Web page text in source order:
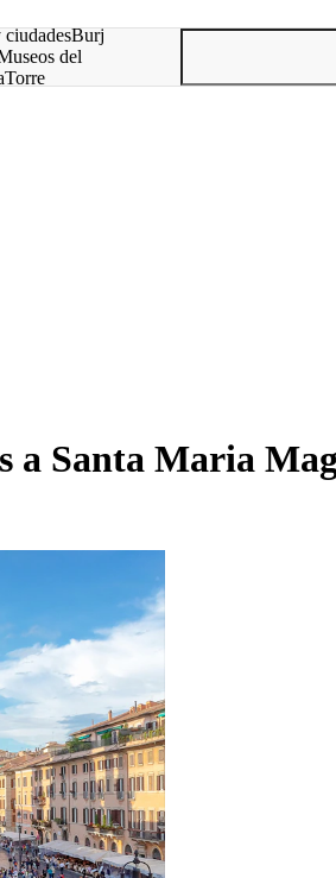
Burj
del
Torre
Santa Maria